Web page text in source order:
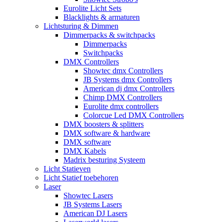
Eurolite Licht Sets
Blacklights & armaturen
Lichtsturing & Dimmen
Dimmerpacks & switchpacks
Dimmerpacks
Switchpacks
DMX Controllers
Showtec dmx Controllers
JB Systems dmx Controllers
American dj dmx Controllers
Chimp DMX Controllers
Eurolite dmx controllers
Colorcue Led DMX Controllers
DMX boosters & splitters
DMX software & hardware
DMX software
DMX Kabels
Madrix besturing Systeem
Licht Statieven
Licht Statief toebehoren
Laser
Showtec Lasers
JB Systems Lasers
American DJ Lasers